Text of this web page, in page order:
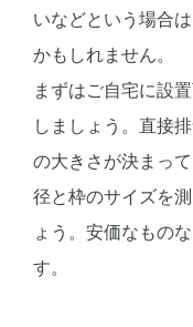
いなどという場合
かもしれません。
まずはご自宅に設
しましょう。直接
の大きさが決まっ
径と枠のサイズを
ょう。安価なもの
す。